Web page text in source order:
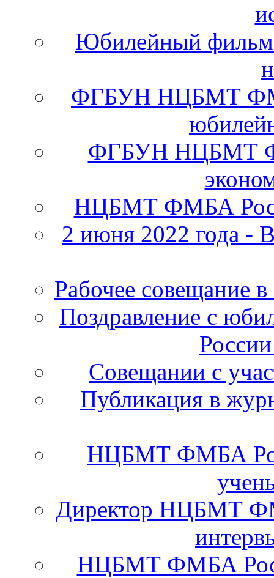
Юбилейный
ФГБУН НЦБМТ
ФГБУН НЦБМТ
НЦБМТ ФМБА
2 июня 2022 года -
Рабочее совещание
Поздравление с
Cовещании с
Публикация в
НЦБМТ ФМБА
Директор НЦБМТ
НЦБМТ ФМБА